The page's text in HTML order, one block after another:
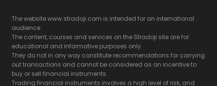
The website www.stradoji.com is intended for an international
audience.
The content, courses and services on the Stradoji site are for
educational and informative purposes only.
They do not in any way constitute recommendations for carrying
out transactions and cannot be considered as an incentive to
buy or sell financial instruments.
Trading financial instruments involves a high level of risk, and